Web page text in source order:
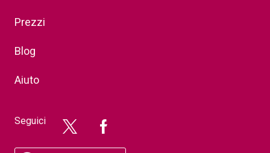
Prezzi
Blog
Aiuto
Seguici